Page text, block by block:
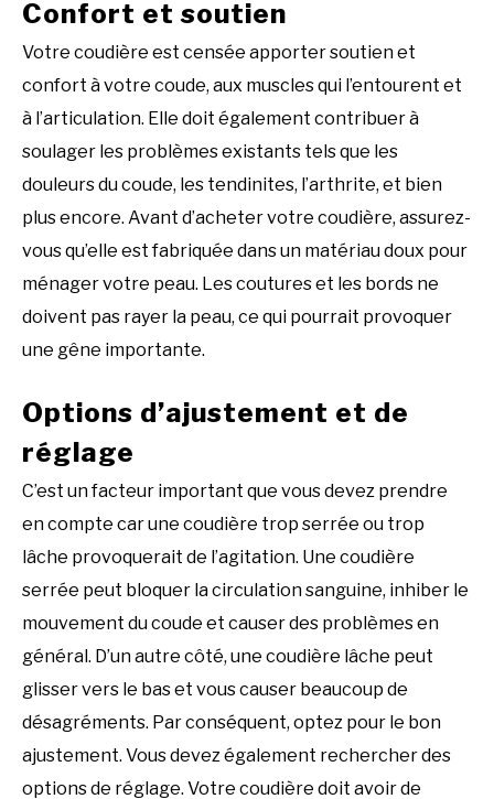
Confort et soutien
Votre coudière est censée apporter soutien et
confort à votre coude, aux muscles qui l’entourent et
à l’articulation. Elle doit également contribuer à
soulager les problèmes existants tels que les
douleurs du coude, les tendinites, l’arthrite, et bien
plus encore. Avant d’acheter votre coudière, assurez-
vous qu’elle est fabriquée dans un matériau doux pour
ménager votre peau. Les coutures et les bords ne
doivent pas rayer la peau, ce qui pourrait provoquer
une gêne importante.
Options d’ajustement et de
réglage
C’est un facteur important que vous devez prendre
en compte car une coudière trop serrée ou trop
lâche provoquerait de l’agitation. Une coudière
serrée peut bloquer la circulation sanguine, inhiber le
mouvement du coude et causer des problèmes en
général. D’un autre côté, une coudière lâche peut
glisser vers le bas et vous causer beaucoup de
désagréments. Par conséquent, optez pour le bon
ajustement. Vous devez également rechercher des
options de réglage. Votre coudière doit avoir de